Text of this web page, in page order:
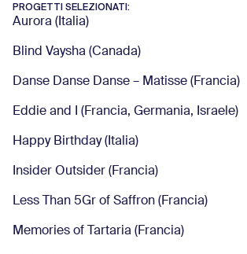
PROGETTI SELEZIONATI:
Aurora (Italia)
Blind Vaysha (Canada)
Danse Danse Danse – Matisse (Francia)
Eddie and I (Francia, Germania, Israele)
Happy Birthday (Italia)
Insider Outsider (Francia)
Less Than 5Gr of Saffron (Francia)
Memories of Tartaria (Francia)